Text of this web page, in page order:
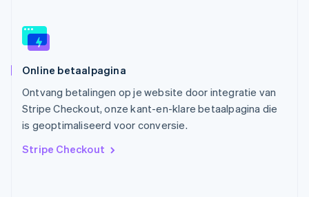
Online betaalpagina
Ontvang betalingen op je website door integratie van
Stripe Checkout, onze kant-en-klare betaalpagina die
is geoptimaliseerd voor conversie.
Stripe Checkout
Spanje
Español
ไทย English
Tsjechië
English
Vasteland van China
简体中文English
English